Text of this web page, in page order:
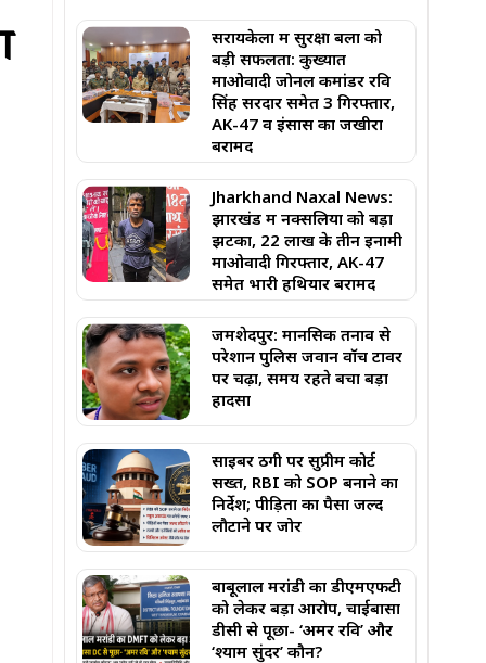
सरायकेला में सुरक्षा बलों को
बड़ी सफलता: कुख्यात
माओवादी जोनल कमांडर रवि
सिंह सरदार समेत 3 गिरफ्तार,
AK-47 व इंसास का जखीरा
बरामद
Jharkhand Naxal News:
झारखंड में नक्सलियों को बड़ा
झटका, 22 लाख के तीन इनामी
माओवादी गिरफ्तार, AK-47
समेत भारी हथियार बरामद
जमशेदपुर: मानसिक तनाव से
परेशान पुलिस जवान वॉच टावर
पर चढ़ा, समय रहते बचा बड़ा
हादसा
साइबर ठगी पर सुप्रीम कोर्ट
सख्त, RBI को SOP बनाने का
निर्देश; पीड़ितों का पैसा जल्द
लौटाने पर जोर
बाबूलाल मरांडी का डीएमएफटी
को लेकर बड़ा आरोप, चाईबासा
डीसी से पूछा- ‘अमर रवि’ और
‘श्याम सुंदर’ कौन?